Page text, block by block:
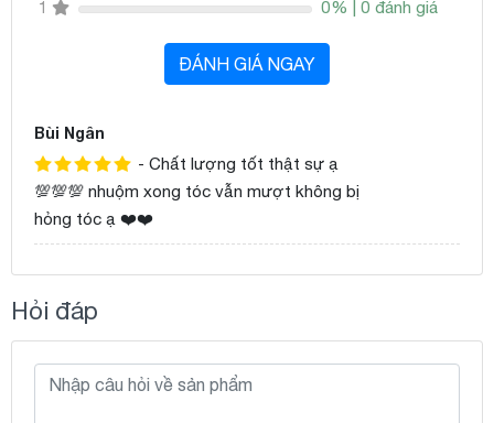
1 0% | 0 đánh giá
ĐÁNH GIÁ NGAY
Bùi Ngân
- Chất lượng tốt thật sự ạ
💯💯💯 nhuộm xong tóc vẫn mượt không bị
hỏng tóc ạ ❤️❤️
Hỏi đáp